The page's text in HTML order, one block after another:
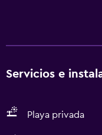
Servicios e
Playa privada